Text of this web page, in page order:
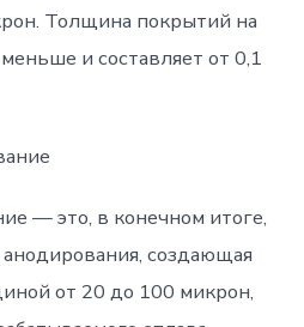
Толщина покрытий на
и составляет от 0,1
— это, в конечном итоге,
создающая
от 20 до 100 микрон,